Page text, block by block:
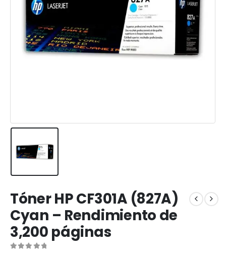
Tóner HP CF301A (827A)
Cyan – Rendimiento de
3,200 páginas